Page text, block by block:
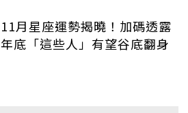
11月星座運勢揭曉！加碼透露
年底「這些人」有望谷底翻身